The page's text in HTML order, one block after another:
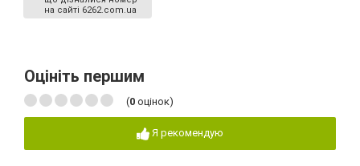
на сайті 6262.com.ua
Оцініть першим
(0 оцінок)
Я рекомендую